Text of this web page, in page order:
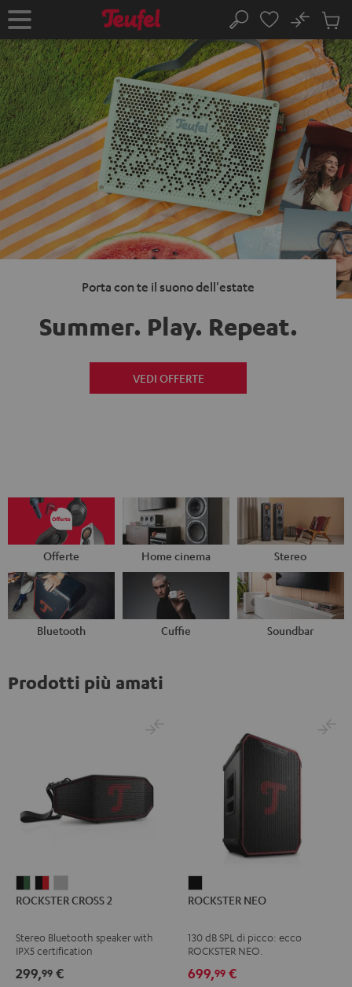
AL
Pagina
iniziale
Cerca
No
nel
Porta con te il suono dell'estate
Summer. Play. Repeat.
VEDI OFFERTE
Offerte Home cinema Stereo
Bluetooth Cuffie Soundbar
Prodotti più amati
CROSS
Black
&
Green
CROSS
Nero
&
Rosso
CROSS
Light
Gray
ROCKSTER CROSS 2
Stereo Bluetooth speaker with
IPX5 certification
299,99 €
NEO
ROCKSTER NEO
130 dB SPL di picco: ecco
ROCKSTER NEO.
699,99 €